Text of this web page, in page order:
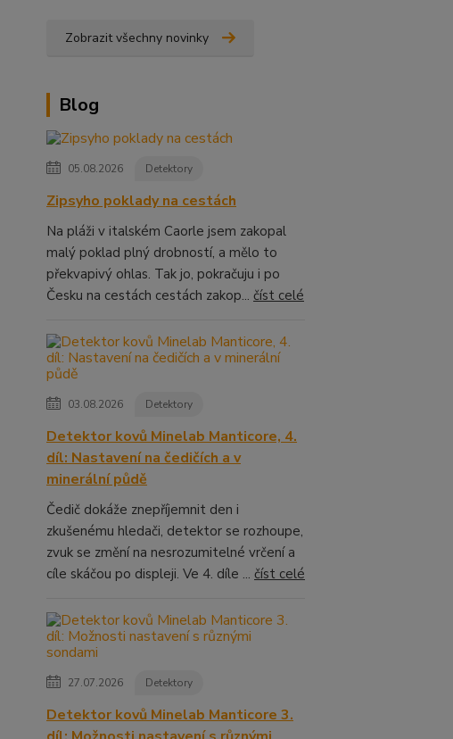
Zobrazit všechny novinky
Blog
05.08.2026 Detektory
Zipsyho poklady na cestách
Na pláži v italském Caorle jsem zakopal
malý poklad plný drobností, a mělo to
překvapivý ohlas. Tak jo, pokračuju i po
Česku na cestách cestách zakop... číst celé
03.08.2026 Detektory
Detektor kovů Minelab Manticore, 4.
díl: Nastavení na čedičích a v
minerální půdě
Čedič dokáže znepříjemnit den i
zkušenému hledači, detektor se rozhoupe,
zvuk se změní na nesrozumitelné vrčení a
cíle skáčou po displeji. Ve 4. díle ... číst celé
27.07.2026 Detektory
Detektor kovů Minelab Manticore 3.